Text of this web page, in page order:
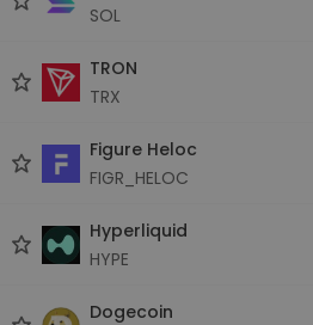
SOL
TRON
TRX
Figure Heloc
FIGR_HELOC
Hyperliquid
HYPE
Dogecoin